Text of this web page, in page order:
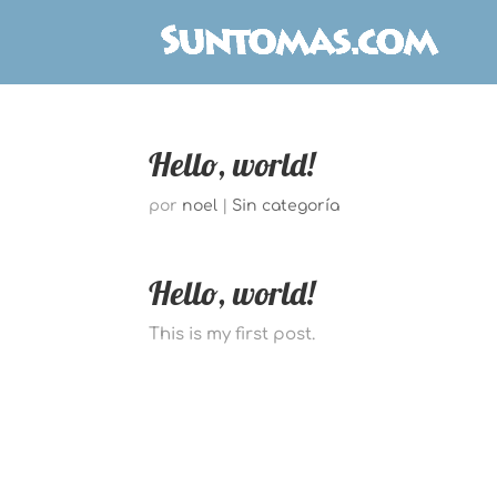
Hello, world!
por noel Sin categoría
Hello, world!
This is my first post.